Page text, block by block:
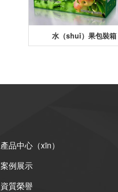
水（shuǐ）果包裝箱
產品中心（xīn）
案例展示
資質榮譽